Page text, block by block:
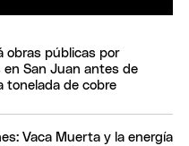
obras públicas por
en San Juan antes de
tonelada de cobre
Vaca Muerta y la energía